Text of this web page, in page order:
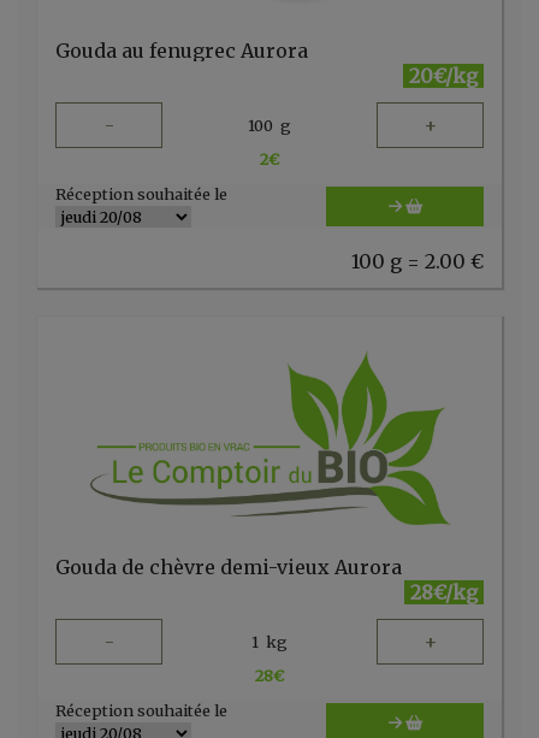
Gouda au fenugrec Aurora
20€/kg
- 100 g +
2€
Réception souhaitée le
100 g = 2.00 €
Gouda de chèvre demi-vieux Aurora
28€/kg
- 1 kg +
28€
Réception souhaitée le